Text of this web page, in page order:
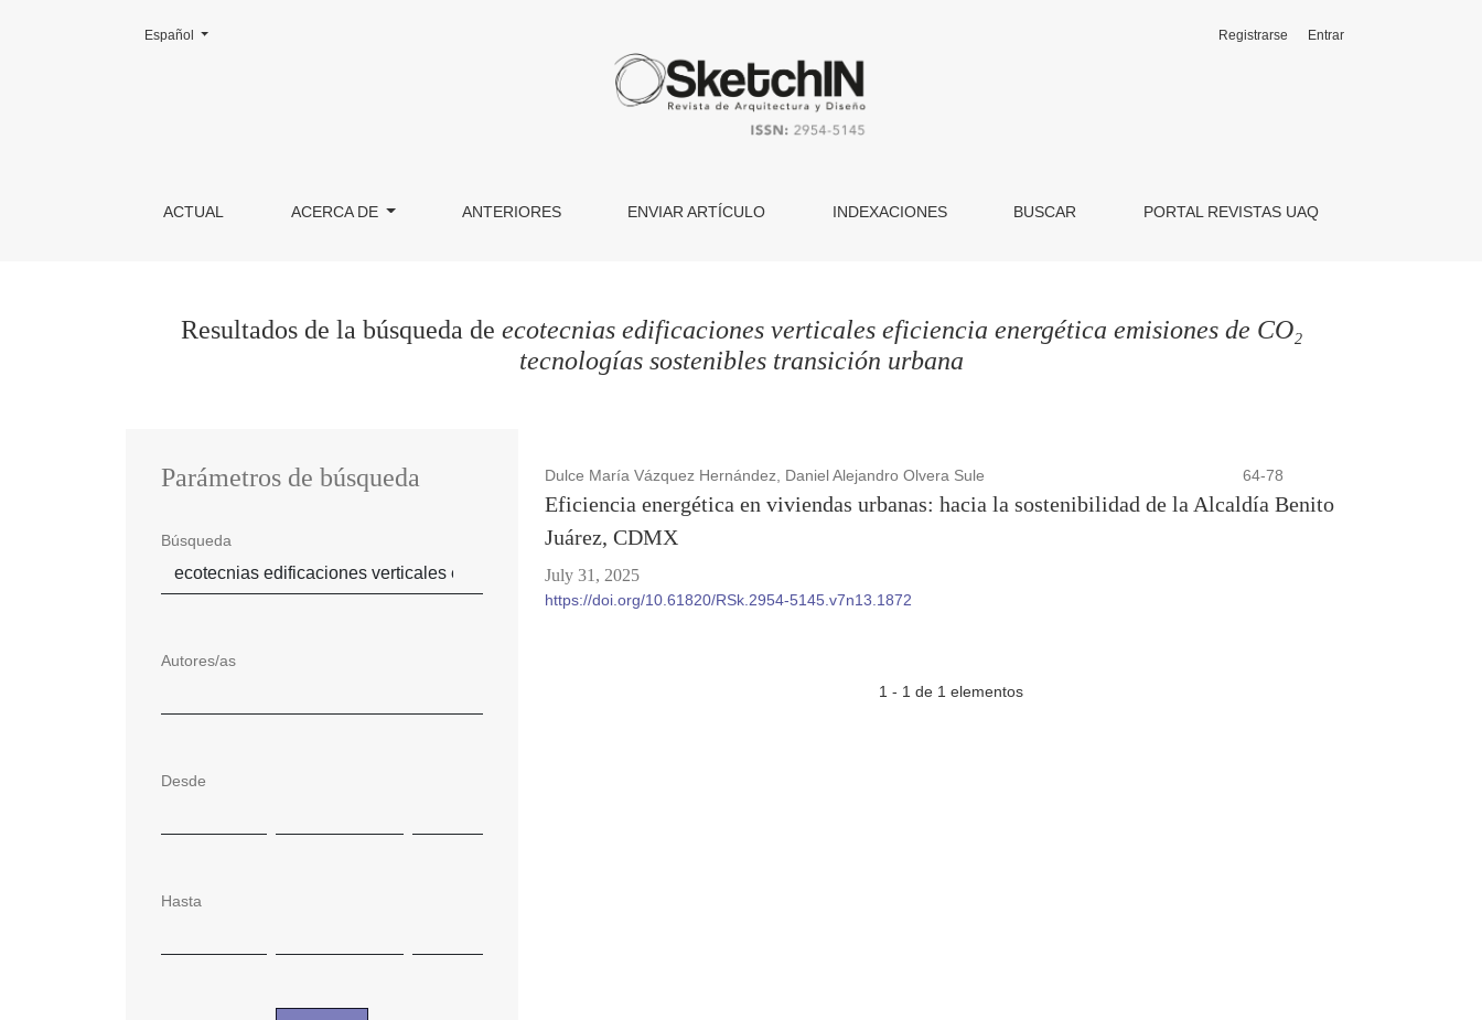
Buscar
ACTUAL ACERCA DE ANTERIORES ENVIAR ARTÍCULO INDEXACIONES BUSCAR PORTAL REVISTAS UAQ
Registrarse Entrar
Cambiar el idioma. El actual es:
Español
Resultados de la búsqueda de ecotecnias edificaciones verticales eficiencia energética emisiones de CO₂
tecnologías sostenibles transición urbana
Dulce María Vázquez Hernández, Daniel Alejandro Olvera Sule 64-78
Eficiencia energética en viviendas urbanas: hacia la sostenibilidad de la Alcaldía Benito
Juárez, CDMX
July 31, 2025
https://doi.org/10.61820/RSk.2954-5145.v7n13.1872
1 - 1 de 1 elementos
Parámetros de búsqueda
Búsqueda
Autores/as
Desde
Hasta